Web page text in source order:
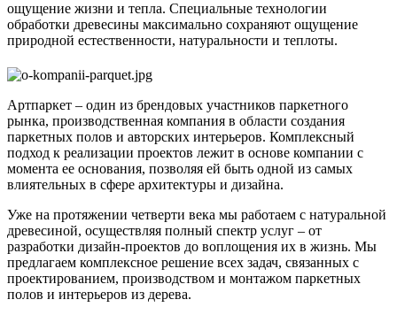
ощущение жизни и тепла. Специальные технологии
обработки древесины максимально сохраняют ощущение
природной естественности, натуральности и теплоты.
Артпаркет – один из брендовых участников паркетного
рынка, производственная компания в области создания
паркетных полов и авторских интерьеров. Комплексный
подход к реализации проектов лежит в основе компании с
момента ее основания, позволяя ей быть одной из самых
влиятельных в сфере архитектуры и дизайна.
Уже на протяжении четверти века мы работаем с натуральной
древесиной, осуществляя полный спектр услуг – от
разработки дизайн-проектов до воплощения их в жизнь. Мы
предлагаем комплексное решение всех задач, связанных с
проектированием, производством и монтажом паркетных
полов и интерьеров из дерева.